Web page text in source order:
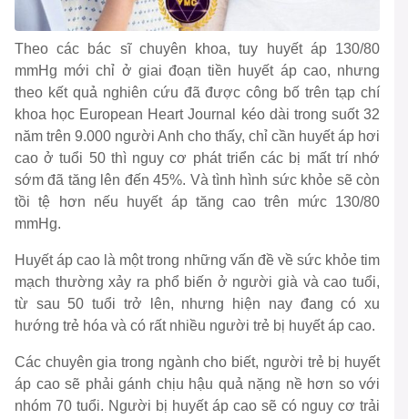
Theo các bác sĩ chuyên khoa, tuy huyết áp 130/80
mmHg mới chỉ ở giai đoạn tiền huyết áp cao, nhưng
theo kết quả nghiên cứu đã được công bố trên tạp chí
khoa học European Heart Journal kéo dài trong suốt 32
năm trên 9.000 người Anh cho thấy, chỉ cần huyết áp hơi
cao ở tuổi 50 thì nguy cơ phát triển các bị mất trí nhớ
sớm đã tăng lên đến 45%. Và tình hình sức khỏe sẽ còn
tồi tệ hơn nếu huyết áp tăng cao trên mức 130/80
mmHg.
Huyết áp cao là một trong những vấn đề về sức khỏe tim
mạch thường xảy ra phổ biến ở người già và cao tuổi,
từ sau 50 tuổi trở lên, nhưng hiện nay đang có xu
hướng trẻ hóa và có rất nhiều người trẻ bị huyết áp cao.
Các chuyên gia trong ngành cho biết, người trẻ bị huyết
áp cao sẽ phải gánh chịu hậu quả nặng nề hơn so với
nhóm 70 tuổi. Người bị huyết áp cao sẽ có nguy cơ trải